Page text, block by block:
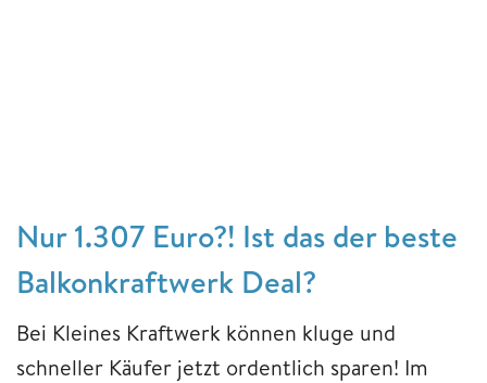
Nur 1.307 Euro?! Ist das der beste
Balkonkraftwerk Deal?
Bei Kleines Kraftwerk können kluge und
schneller Käufer jetzt ordentlich sparen! Im